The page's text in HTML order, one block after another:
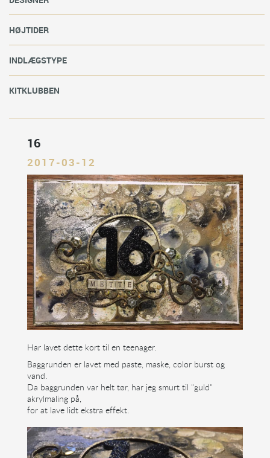
HØJTIDER
INDLÆGSTYPE
KITKLUBBEN
16
2017-03-12
Har lavet dette kort til en teenager.
Baggrunden er lavet med paste, maske, color burst og
vand.
Da baggrunden var helt tør, har jeg smurt til "guld"
akrylmaling på,
for at lave lidt ekstra effekt.